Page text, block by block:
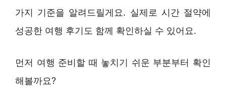
가지 기준을 알려드릴게요. 실제로 시간 절약에
성공한 여행 후기도 함께 확인하실 수 있어요.
먼저 여행 준비할 때 놓치기 쉬운 부분부터 확인
해볼까요?